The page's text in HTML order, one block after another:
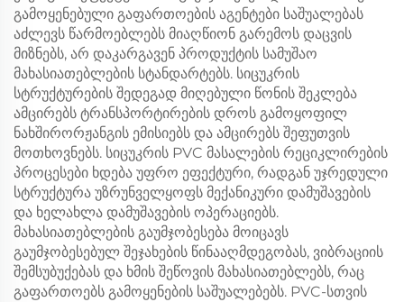
გამოყენებული გაფართოების აგენტები საშუალებას
აძლევს წარმოებლებს მიაღწიონ გარემოს დაცვის
მიზნებს, არ დაკარგავენ პროდუქტის სამუშაო
მახასიათებლების სტანდარტებს. სიცუკრის
სტრუქტურების შედეგად მიღებული წონის შეკლება
ამცირებს ტრანსპორტირების დროს გამოყოფილ
ნახშირორჟანგის ემისიებს და ამცირებს შეფუთვის
მოთხოვნებს. სიცუკრის PVC მასალების რეციკლირების
პროცესები ხდება უფრო ეფექტური, რადგან უჯრედული
სტრუქტურა უზრუნველყოფს მექანიკური დამუშავების
და ხელახლა დამუშავების ოპერაციებს.
მახასიათებლების გაუმჯობესება მოიცავს
გაუმჯობესებულ შეჯახების წინააღმდეგობას, ვიბრაციის
შემსუბუქებას და ხმის შეწოვის მახასიათებლებს, რაც
გაფართოებს გამოყენების საშუალებებს. PVC-სთვის